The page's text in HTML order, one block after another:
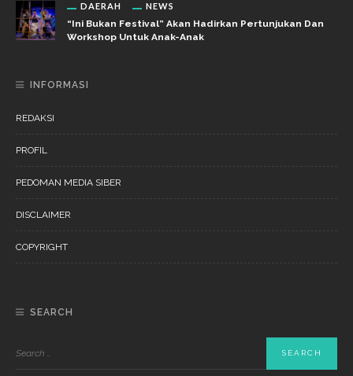
DAERAH NEWS
“Ini Bukan Festival” Akan Hadirkan Pertunjukan Dan
Workshop Untuk Anak-Anak
INFORMASI
REDAKSI
PROFIL
PEDOMAN MEDIA SIBER
DISCLAIMER
COPYRIGHT
SEARCH